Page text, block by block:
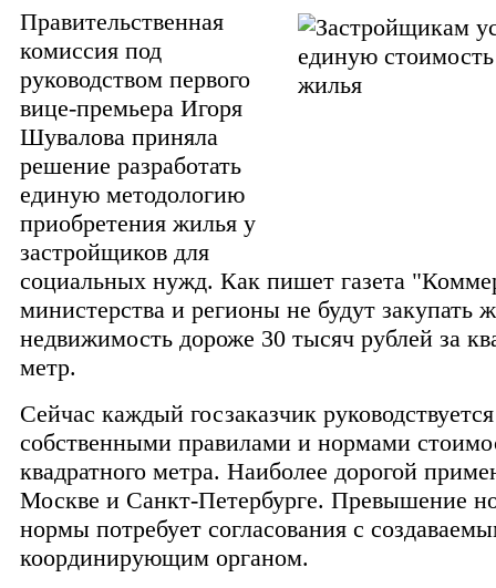
Правительственная
комиссия под
руководством первого
вице-премьера Игоря
Шувалова приняла
решение разработать
единую методологию
приобретения жилья у
застройщиков для
социальных нужд. Как пишет газета
министерства и регионы не будут закупать
недвижимость дороже 30 тысяч рублей за
метр.
Сейчас каждый госзаказчик руководствуется
собственными правилами и нормами
квадратного метра. Наиболее дорогой
Москве и Санкт-Петербурге. Превышение
нормы потребует согласования с
координирующим органом.